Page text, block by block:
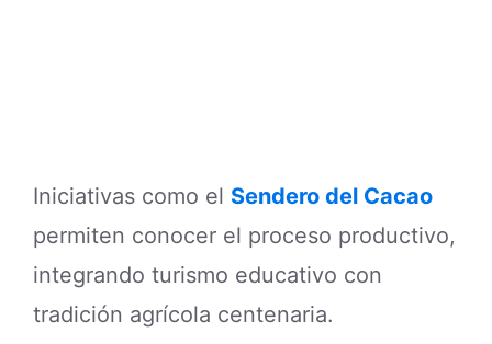
Iniciativas como el Sendero del Cacao
permiten conocer el proceso productivo,
integrando turismo educativo con
tradición agrícola centenaria.